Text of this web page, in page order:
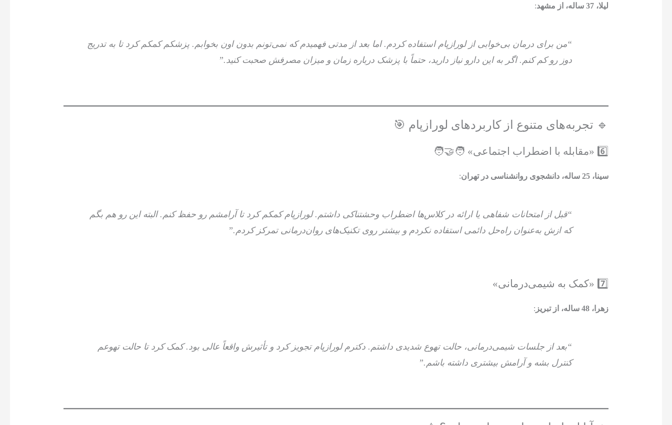
لیلا، 37 ساله، از مشهد :
“من برای درمان بی‌خوابی از لورازپام استفاده کردم. اما بعد از مدتی فهمیدم که نمی‌تونم بدون اون بخوابم. پزشکم کمکم کرد تا به تدریج
دوز رو کم کنم. اگر به این دارو نیاز دارید، حتماً با پزشک درباره زمان و میزان مصرفش صحبت کنید.”
🔹 تجربه‌های متنوع از کاربردهای لورازپام 🎯
6️⃣ «مقابله با اضطراب اجتماعی» 🧑‍🤝‍🧑
سینا، 25 ساله، دانشجوی روانشناسی در تهران :
“قبل از امتحانات شفاهی یا ارائه در کلاس‌ها اضطراب وحشتناکی داشتم. لورازپام کمکم کرد تا آرامشم رو حفظ کنم. البته این رو هم بگم
که ازش به‌عنوان راه‌حل دائمی استفاده نکردم و بیشتر روی تکنیک‌های روان‌درمانی تمرکز کردم.”
7️⃣ «کمک به شیمی‌درمانی»
زهرا، 48 ساله، از تبریز :
“بعد از جلسات شیمی‌درمانی، حالت تهوع شدیدی داشتم. دکترم لورازپام تجویز کرد و تأثیرش واقعاً عالی بود. کمک کرد تا حالت تهوعم
کنترل بشه و آرامش بیشتری داشته باشم.”